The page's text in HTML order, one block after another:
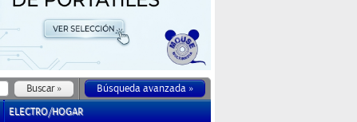
Búsqueda avanzada »
ELECTRO/HOGAR